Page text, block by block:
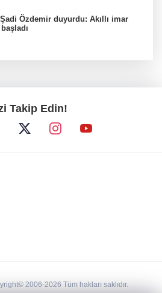
Özdemir duyurdu: Akıllı imar
duyurdu: İki çocuk cinayeti
Takip Edin!
2006-2026 Tüm hakları saklıdır.